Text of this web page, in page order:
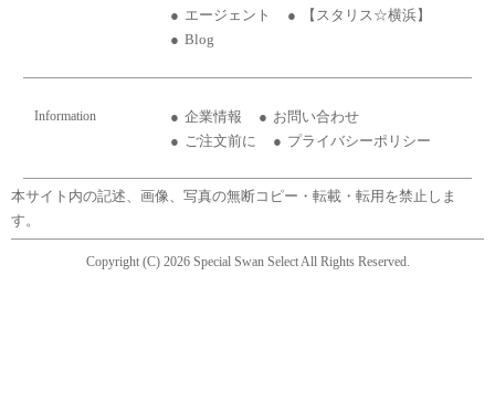
エージェント
【スタリス☆横浜】
Blog
Information 企業情報
お問い合わせ
ご注文前に
プライバシーポリシー
本サイト内の記述、画像、写真の無断コピー・転載・転用を禁止しま
す。
Copyright (C) 2026 Special Swan Select All Rights Reserved.